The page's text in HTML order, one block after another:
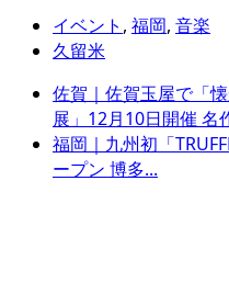
イベント , 福岡, 音楽
久留米
佐賀｜佐賀玉屋で「
展」12月10日開催 名
福岡｜九州初「
ープン 博多...